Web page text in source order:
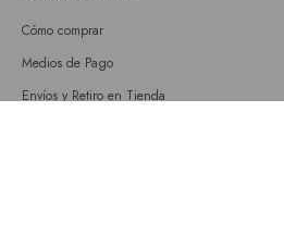
Cómo comprar
Medios de Pago
Envíos y Retiro en Tienda